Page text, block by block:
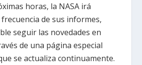
horas, la NASA irá
de sus informes,
seguir las novedades en
de una página especial
se actualiza continuamente.